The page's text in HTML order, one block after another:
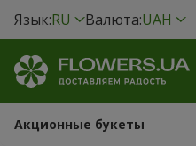
Язык:RU Валюта:UAH
Акционные букеты